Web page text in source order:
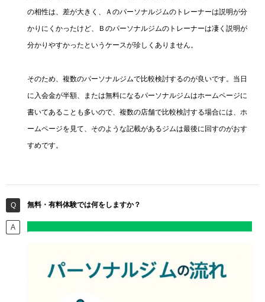
の相性は、差が大きく、Ａのパーソナルジムのトレーナーは説明が分
かりにくかったけど、Ｂのパーソナルジムのトレーナーは凄く説明が
分かりやすかったというケースが珍しくありません。
そのため、複数のパーソナルジムで比較検討するのが良いです。当日
に入会金が半額、または無料になるパーソナルジムはホームページに
書いてあることも多いので、複数の店舗で比較検討する場合には、ホ
ームページを見て、そのような記載があるジムは最後に回すのがおす
すめです。
無料・有料体験では何をしますか？